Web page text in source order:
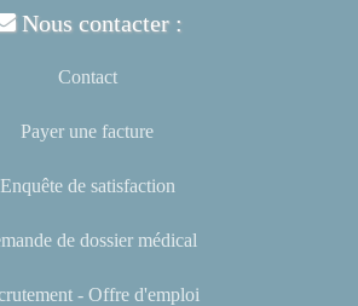
Nous contacter :
Contact
Payer une facture
Enquête de satisfaction
de dossier médical
- Offre d'emploi